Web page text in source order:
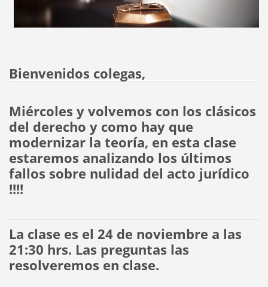
Bienvenidos colegas,
Miércoles y volvemos con los clásicos
del derecho y como hay que
modernizar la teoría, en esta clase
estaremos analizando los últimos
fallos sobre nulidad del acto jurídico
!!!!
La clase es el 24 de noviembre a las
21:30 hrs. Las preguntas las
resolveremos en clase.